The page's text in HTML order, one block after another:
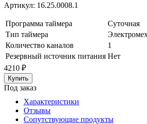
Артикул: 16.25.0008.1
Программа таймера
Суточная
Тип таймера
Количество каналов
1
Резервный источник питания Нет
4210 ₽
Под заказ
Характеристики
Отзывы
Сопутствующие продукты